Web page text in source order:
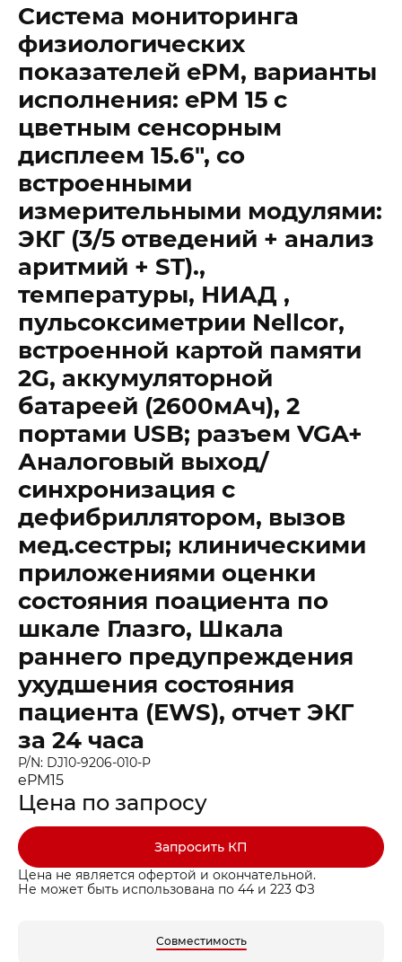
Система мониторинга
физиологических
показателей ePM, варианты
исполнения: ePM 15 с
цветным сенсорным
дисплеем 15.6″, со
встроенными
измерительными модулями:
ЭКГ (3/5 отведений + анализ
аритмий + ST).,
температуры, НИАД ,
пульсоксиметрии Nellcor,
встроенной картой памяти
2G, аккумуляторной
батареей (2600мАч), 2
портами USB; разъем VGA+
Аналоговый выход/
синхронизация с
дефибриллятором, вызов
мед.сестры; клиническими
приложениями оценки
состояния поациента по
шкале Глазго, Шкала
раннего предупреждения
ухудшения состояния
пациента (EWS), отчет ЭКГ
за 24 часа
P/N: DJ10-9206-010-P
ePM15
Цена по запросу
Запросить КП
Цена не является офертой и окончательной.
Не может быть использована по 44 и 223 ФЗ
Совместимость
Спасибо за заявку!
Ваше КП скоро будет доставлено на почту
Спасибо за обращение!
Мы скоро с вами свяжемся
Оставьте ваши контакты ниже и
мы подготовим для вас
выгодные условия
Выбранные товары
Ваша корзина пуста
Перейдите в каталог и добавьте товар в корзину
Перейти в каталог
Оставьте ваши контакты ниже и
мы подготовим для вас
выгодные условия